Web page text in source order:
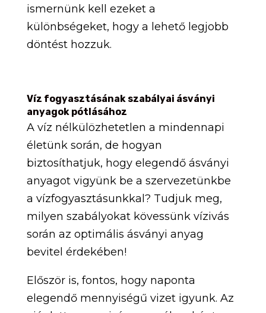
ismernünk kell ezeket a
különbségeket, hogy a lehető legjobb
döntést hozzuk.
Víz fogyasztásának szabályai ásványi
anyagok pótlásához
A víz nélkülözhetetlen a mindennapi
életünk során, de hogyan
biztosíthatjuk, hogy elegendő ásványi
anyagot vigyünk be a szervezetünkbe
a vízfogyasztásunkkal? Tudjuk meg,
milyen szabályokat kövessünk vízivás
során az optimális ásványi anyag
bevitel érdekében!
Először is, fontos, hogy naponta
elegendő mennyiségű vizet igyunk. Az